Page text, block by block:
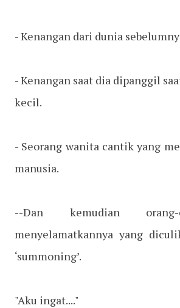
- Kenangan dari dunia
- Kenangan saat dia dipanggil
kecil.
- Seorang wanita cantik yang
manusia.
--Dan kemudian
menyelamatkannya yang
‘summoning’.
"Aku ingat...."